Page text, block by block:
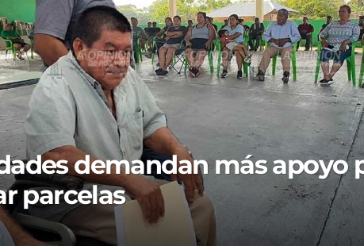
ALVARADO
CFE invertirá 500 mdp en
7 AGOSTO, 2026